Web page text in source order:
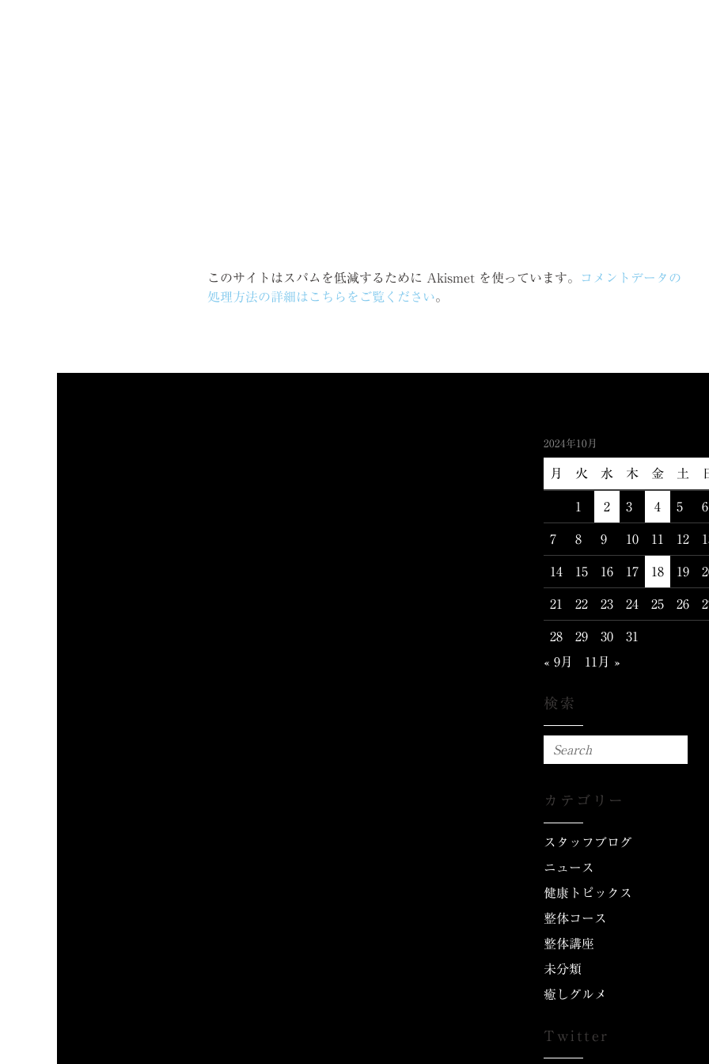
このサイトはスパムを低減するために Akismet を使っています。
コメントデータの
処理方法の詳細はこちらをご覧ください。
2024年10月
月 火 水 木 金 土
1 2 3 4 5 6
7 8 9 10 11 12
14 15 16 17 18 19
21 22 23 24 25 26
28 29 30
31
« 9月
11月 »
検索
カテゴリー
スタッフブログ
ニュース
健康トピックス
整体コース
整体講座
未分類
癒しグルメ
Twitter